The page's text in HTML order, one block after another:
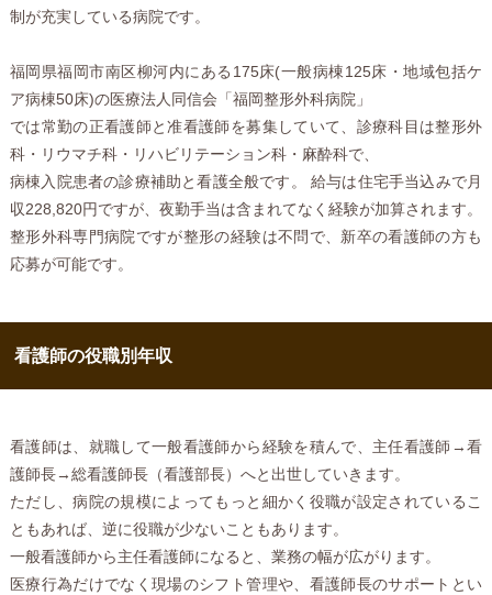
制が充実している病院です。
福岡県福岡市南区柳河内にある175床(一般病棟125床・地域包括ケ
ア病棟50床)の医療法人同信会「福岡整形外科病院」
では常勤の正看護師と准看護師を募集していて、診療科目は整形外
科・リウマチ科・リハビリテーション科・麻酔科で、
病棟入院患者の診療補助と看護全般です。 給与は住宅手当込みで月
収228,820円ですが、夜勤手当は含まれてなく経験が加算されます。
整形外科専門病院ですが整形の経験は不問で、新卒の看護師の方も
応募が可能です。
看護師の役職別年収
看護師は、就職して一般看護師から経験を積んで、主任看護師→看
護師長→総看護師長（看護部長）へと出世していきます。
ただし、病院の規模によってもっと細かく役職が設定されているこ
ともあれば、逆に役職が少ないこともあります。
一般看護師から主任看護師になると、業務の幅が広がります。
医療行為だけでなく現場のシフト管理や、看護師長のサポートとい